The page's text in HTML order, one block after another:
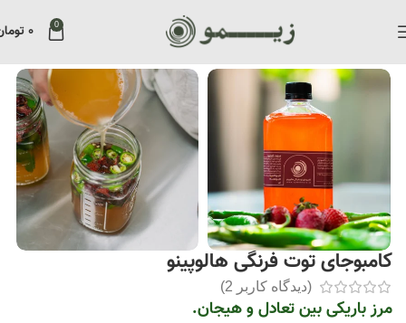
0 ۰
فروشگاه» کامبوجای توت فرنگی هالوپینو
کامبوجای توت فرنگی هالوپينو
(دیدگاه کاربر 2
)
مرز باریکی بین تعادل و هیجان.